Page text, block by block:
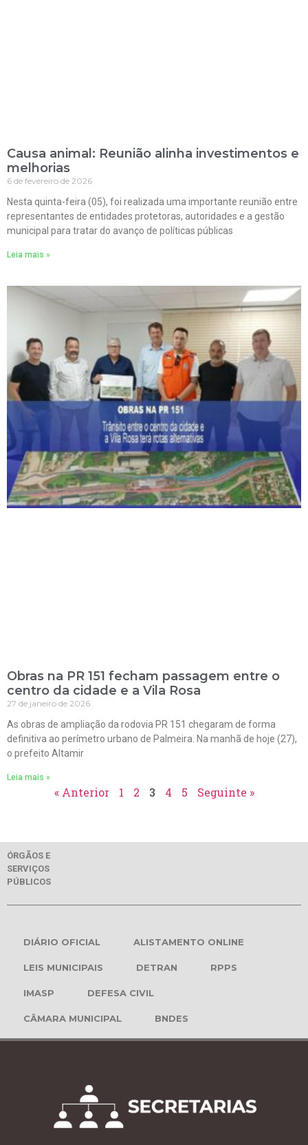
Causa animal: Reunião alinha investimentos e
melhorias
6 de fevereiro de 2026
Nesta quinta-feira (05), foi realizada uma importante reunião entre
representantes de entidades protetoras, autoridades e a gestão
municipal para tratar do avanço de políticas públicas
Leia mais »
Obras na PR 151 fecham passagem entre o
centro da cidade e a Vila Rosa
27 de janeiro de 2026
As obras de ampliação da rodovia PR 151 chegaram de forma
definitiva ao perímetro urbano de Palmeira. Na manhã de hoje (27),
o prefeito Altamir
Leia mais »
« Anterior 1 2 3 4 5 Seguinte »
ÓRGÃOS E
SERVIÇOS
PÚBLICOS
DIÁRIO OFICIAL ALISTAMENTO ONLINE
LEIS MUNICIPAIS DETRAN RPPS
IMASP DEFESA CIVIL
CÂMARA MUNICIPAL BNDES